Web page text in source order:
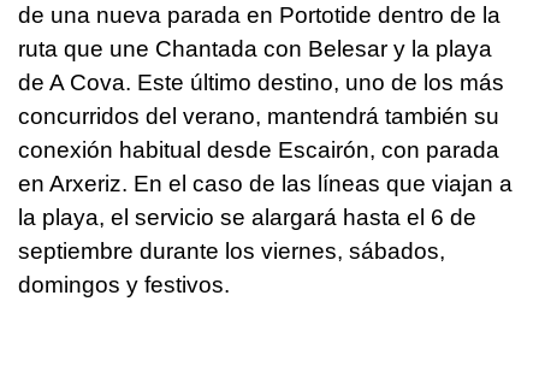
de una nueva parada en Portotide dentro de la
ruta que une Chantada con Belesar y la playa
de A Cova. Este último destino, uno de los más
concurridos del verano, mantendrá también su
conexión habitual desde Escairón, con parada
en Arxeriz. En el caso de las líneas que viajan a
la playa, el servicio se alargará hasta el 6 de
septiembre durante los viernes, sábados,
domingos y festivos.